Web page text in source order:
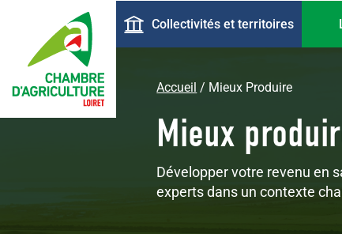
contenu
principal
principaleCollectivités et territoires
Accueil Mieux Produire
Mieux
Développer votre revenu en
experts dans un contexte